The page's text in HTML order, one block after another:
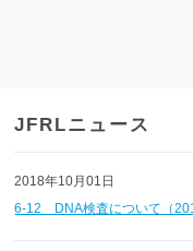
JFRLニュース
2018年10月01日
6-12 DNA検査について（